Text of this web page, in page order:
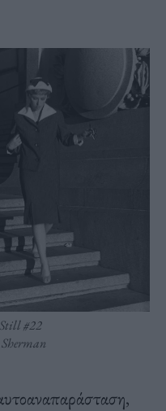
#22